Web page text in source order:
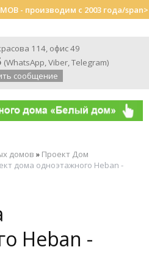
- производим с 2003 года/span>
114, офис 49
(WhatsApp,Viber,Telegram)
сообщение
домов » Проект Дом
дома одноэтажного Heban -
Heban -